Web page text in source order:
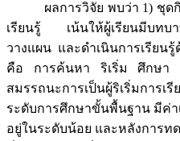
ผลการวิจัย พบว่า 1) ชุดกิ
เรียนรู้ เน้นให้ผู้เรียนมีบทบา
วางแผน และดำเนินการเรียน
คือ การค้นหา ริเริ่ม ศึกษา
สมรรถนะการเป็นผู้ริเริ่มการเ
ระดับการศึกษาขั้นพื้นฐาน มีค่า
อยู่ในระดับน้อย และหลังการท